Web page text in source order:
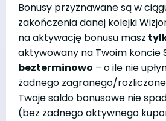
Bonusy przyznawane są w
zakończenia danej kolejki
na aktywację bonusu masz
aktywowany na Twoim koncie
bezterminowo – o ile nie
żadnego zagranego/
Twoje saldo bonusowe nie
(bez żadnego aktywnego